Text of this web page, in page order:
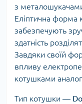
з
Еліптична форма
забезпечують
здатність
Завдяки своїй
впливу
котушками
Тип котушки —